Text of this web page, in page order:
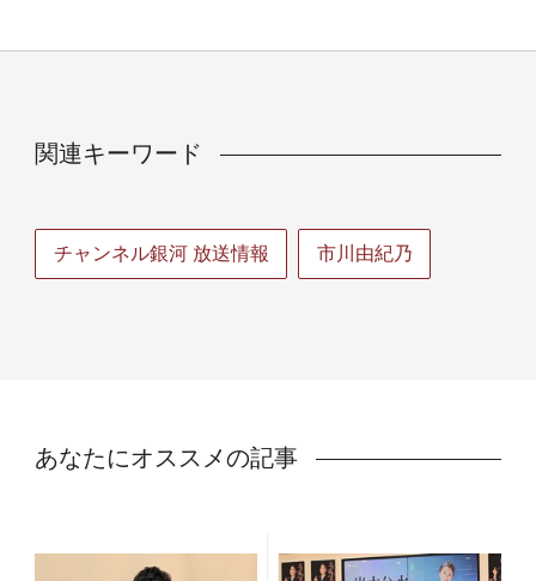
関連キーワード
チャンネル銀河 放送情報 市川由紀乃
あなたにオススメの記事